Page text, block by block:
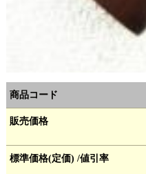
商品コード
販売価格
標準価格(定価) /値引率